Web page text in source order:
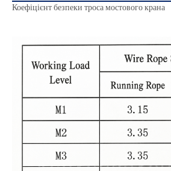
Коефіцієнт безпеки троса мостового крана